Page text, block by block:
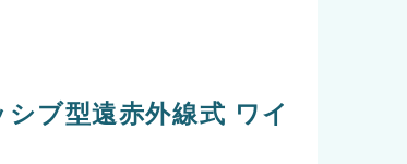
ブ型遠赤外線式 ワイ